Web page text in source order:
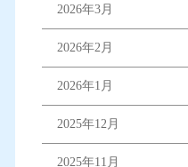
2026年3月
2026年2月
2026年1月
2025年12月
2025年11月